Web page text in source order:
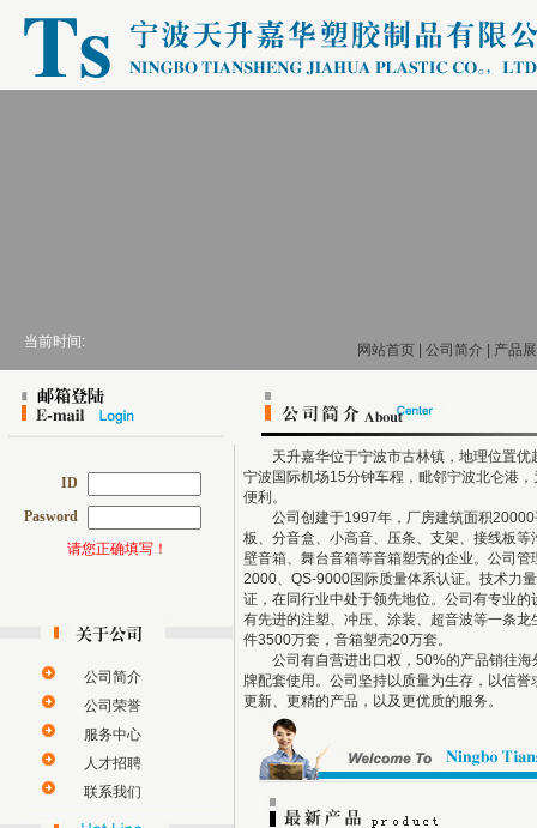
当前时间: 网站首页 公司简介 产品
ID
Pasword
请您正确填写！
公司简介
公司荣誉
服务中心
人才招聘
联系我们
天升嘉华位于宁波市古林镇，地理位置优
宁波国际机场15分钟车程，毗邻宁波北仑港
便利。
公司创建于1997年，厂房建筑面积20000
板、分音盒、小高音、压条、支架、接线板
壁音箱、舞台音箱等音箱塑壳的企业。公司
2000、QS-9000国际质量体系认证。技术力
证，在同行业中处于领先地位。公司有专业
有先进的注塑、冲压、涂装、超音波等一条
件3500万套，音箱塑壳20万套。
公司有自营进出口权，50%的产品销往海
牌配套使用。公司坚持以质量为生存，以信
更新、更精的产品，以及更优质的服务。